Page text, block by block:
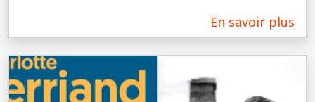
En savoir plus